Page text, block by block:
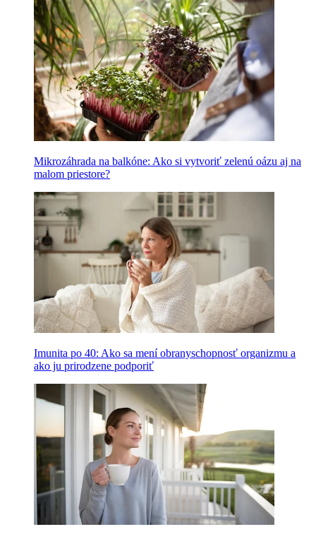
Mikrozáhrada na balkóne: Ako si vytvoriť zelenú oázu aj na
malom priestore?
Imunita po 40: Ako sa mení obranyschopnosť organizmu a
ako ju prirodzene podporiť